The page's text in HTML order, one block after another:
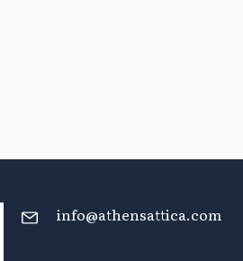
info@athensattica.com